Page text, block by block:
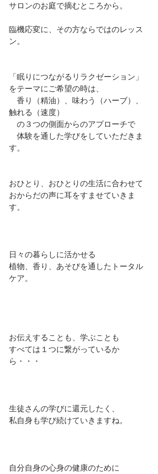
サロンのお庭で摘むところから。
臨機応変に、その方ならではのレッス
ン。
「眠りにつながるリラクゼーション」
をテーマにご希望の時は、
香り（精油）、味わう（ハーブ）、
触れる（速度）
の３つの側面からのアプローチで
体験を通した学びをしていただきま
す。
おひとり、おひとりの生活に合わせて
おからだの声に耳をすませていきま
す。
日々の暮らしに活かせる
植物、香り、あそびを通したトータル
ケア。
お伝えすることも、学ぶことも
すべては１つに繋がっているか
ら・・・
生徒さんの学びに還元したく、
私自身も学び続けていきますね。
自分自身の心身の健康のために